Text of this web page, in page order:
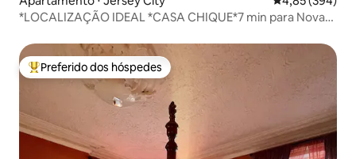
*LOCALIZAÇÃO IDEAL *CASA CHIQUE*7 min para Nova
Entre os melhores preferidos dos hóspedes
Preferido dos hóspedes